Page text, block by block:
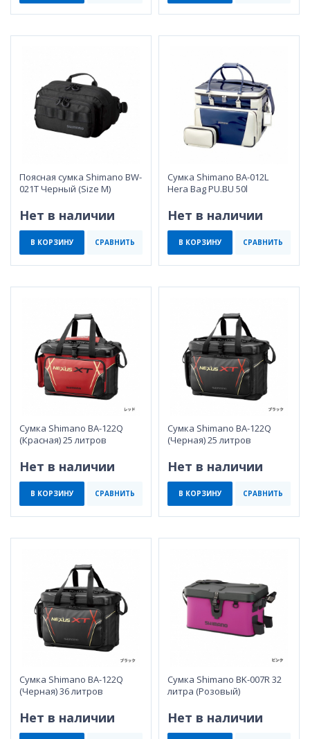
Поясная сумка Shimano BW-
021T Черный (Size M)
Нет в наличии
В КОРЗИНУ СРАВНИТЬ
Сумка Shimano BA-012L
Hera Bag PU.BU 50l
Нет в наличии
В КОРЗИНУ СРАВНИТЬ
Сумка Shimano BA-122Q
(Красная) 25 литров
Нет в наличии
В КОРЗИНУ СРАВНИТЬ
Сумка Shimano BA-122Q
(Черная) 25 литров
Нет в наличии
В КОРЗИНУ СРАВНИТЬ
Сумка Shimano BA-122Q
(Черная) 36 литров
Нет в наличии
Сумка Shimano BK-007R 32
литра (Розовый)
Нет в наличии